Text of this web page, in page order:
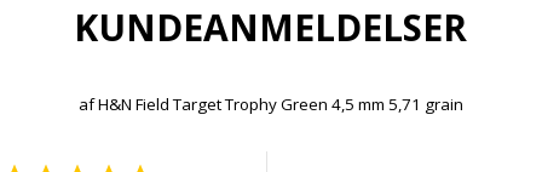
KUNDEANMELDELSER
afH&N Field Target Trophy Green 4,5 mm 5,71 grain